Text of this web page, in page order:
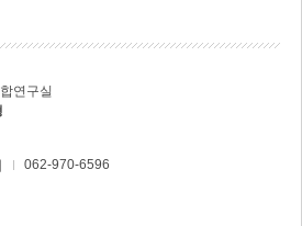
연구실
062-970-6596